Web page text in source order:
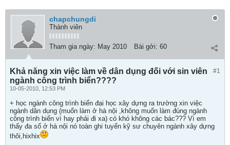
chapchungdi
Thành viên
Tham gia ngày: May 2010 Bài gởi: 60
#1
Khả năng xin việc làm về dân dụng đối với sin viên
ngành công trình biển????
10-05-2010, 12:53 PM
+ học ngành công trình biển đại học xây dựng ra trường xin việc
ngành dân dụng (muốn làm ở hà nội ,không muốn làm đúng ngành
công trình biển vì hay phải đi xa) có khó không các bác??? Vì em
thấy đa số ở hà nội nó toàn ghi tuyển kỹ sư chuyên ngành xây dựng
thôi,hixhix